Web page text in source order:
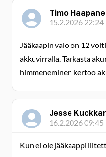
Timo
15.2.2026 22:24
Jääkaapin valo on 12
akkuvirralla. Tarkasta
himmeneminen kertoo
Jesse
16.2.2026 09:45
Kun ei ole jääkaappi